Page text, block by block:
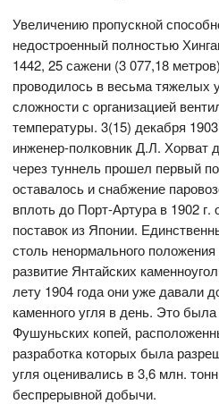
Увеличению пропускной
недостроенный полностью
1442, 25 сажени (3 077,18
проводилось в весьма тяжелых
сложности с организацией
температуры. 3(15) декабря
инженер-полковник Д.Л. Хорват
через туннель прошел первый
оставалось и снабжение
вплоть до Порт-Артура в 1902
поставок из Японии.
столь ненормального
развитие Янтайских
лету 1904 года они уже давали
каменного угля в день. Это
Фушуньских копей,
разработка которых была
угля оценивались в 3,6 млн.
беспрерывной добычи.